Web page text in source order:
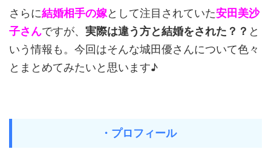
さらに結婚相手の嫁として注目されていた安田美沙
子さんですが、 実際は違う方と結婚をされた？？ と
いう情報も。今回はそんな城田優さんについて色々
とまとめてみたいと思います♪
・プロフィール